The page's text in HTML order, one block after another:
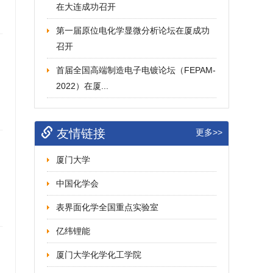
在大连成功召开
第一届原位电化学显微分析论坛在厦成功
召开
首届全国高端制造电子电镀论坛（FEPAM-
2022）在厦...
友情链接 更多>>
厦门大学
中国化学会
表界面化学全国重点实验室
亿纬锂能
厦门大学化学化工学院